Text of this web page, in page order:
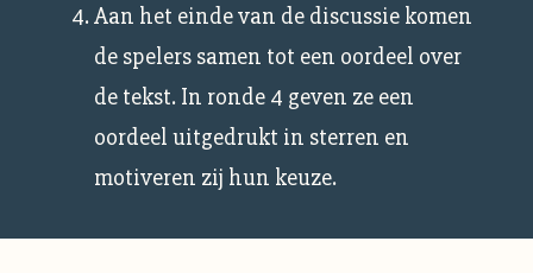
Aan het einde van de discussie komen
de spelers samen tot een oordeel over
de tekst. In ronde 4 geven ze een
oordeel uitgedrukt in sterren en
motiveren zij hun keuze.